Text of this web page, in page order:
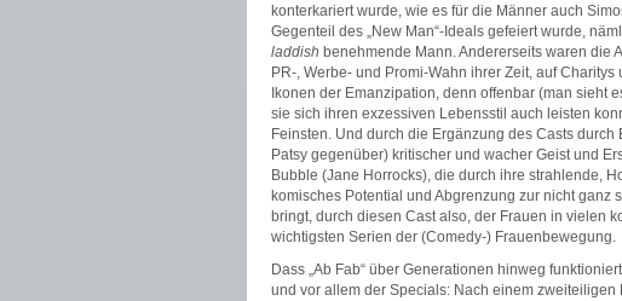
konterkariert wurde, wie es für die Männer auch
Gegenteil des „New Man“-Ideals gefeiert wurde,
laddish benehmende Mann. Andererseits waren die
PR-, Werbe- und Promi-Wahn ihrer Zeit, auf
Ikonen der Emanzipation, denn offenbar (man sieht
sie sich ihren exzessiven Lebensstil auch leisten
Feinsten. Und durch die Ergänzung des Casts
Patsy gegenüber) kritischer und wacher Geist und
Bubble (Jane Horrocks), die durch ihre strahlende,
komisches Potential und Abgrenzung zur nicht
bringt, durch diesen Cast also, der Frauen in vielen
wichtigsten Serien der (Comedy-) Frauenbewegung.
Dass „Ab Fab“ über Generationen hinweg
und vor allem der Specials: Nach einem zweiteiligen